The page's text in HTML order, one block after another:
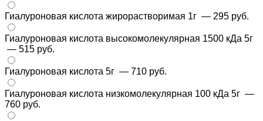
Гиалуроновая кислота жирорастворимая 1г — 295 руб.
Гиалуроновая кислота высокомолекулярная 1500 кДа 5г
— 515 руб.
Гиалуроновая кислота 5г — 710 руб.
Гиалуроновая кислота низкомолекулярная 100 кДа 5г —
760 руб.